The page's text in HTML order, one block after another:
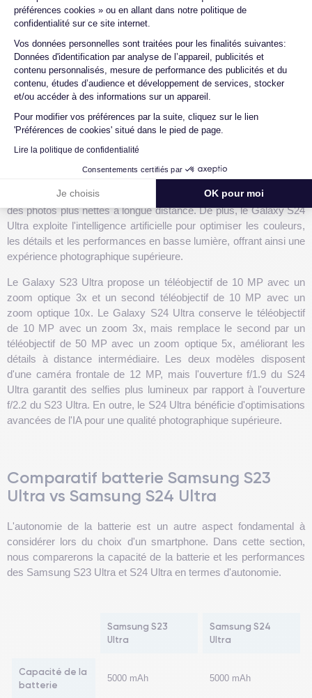
préférences cookies » ou en allant dans notre politique de
confidentialité sur ce site internet.
Vos données personnelles sont traitées pour les finalités suivantes:
Données d'identification par analyse de l’appareil, publicités et
contenu personnalisés, mesure de performance des publicités et du
contenu, études d’audience et développement de services, stocker
et/ou accéder à des informations sur un appareil.
Pour modifier vos préférences par la suite, cliquez sur le lien
'Préférences de cookies' situé dans le pied de page.
Lire la politique de confidentialité
Consentements certifiés par
Je choisis OK pour moi
Axeptio consent
Zoom optique 10x
Appareil photo
frontal
12 MP, f/2.2 12 MP, f/2.2
Le Samsung Galaxy S23 Ultra et Galaxy S24 Ultra sont équipés
d'un appareil photo principal de 200 MP (f/1.7) et d'un ultra grand-
angle de 12 MP (f/2.2). Les deux modèles disposent également
d'un téléobjectif de 10 MP (f/2.4), mais le Galaxy S24 Ultra se
distingue par l'introduction d'un deuxième téléobjectif de 10 MP
(f/4.9) avec un zoom optique 10x. Cette fonctionnalité améliore
les capacités de zoom et la stabilisation d'image, garantissant
des photos plus nettes à longue distance. De plus, le Galaxy S24
Ultra exploite l'intelligence artificielle pour optimiser les couleurs,
les détails et les performances en basse lumière, offrant ainsi une
expérience photographique supérieure.
Le Galaxy S23 Ultra propose un téléobjectif de 10 MP avec un
zoom optique 3x et un second téléobjectif de 10 MP avec un
zoom optique 10x. Le Galaxy S24 Ultra conserve le téléobjectif
de 10 MP avec un zoom 3x, mais remplace le second par un
téléobjectif de 50 MP avec un zoom optique 5x, améliorant les
détails à distance intermédiaire. Les deux modèles disposent
d'une caméra frontale de 12 MP, mais l'ouverture f/1.9 du S24
Ultra garantit des selfies plus lumineux par rapport à l'ouverture
f/2.2 du S23 Ultra. En outre, le S24 Ultra bénéficie d'optimisations
avancées de l'IA pour une qualité photographique supérieure.
Comparatif batterie Samsung S23
Ultra vs Samsung S24 Ultra
L'autonomie de la batterie est un autre aspect fondamental à
considérer lors du choix d'un smartphone. Dans cette section,
nous comparerons la capacité de la batterie et les performances
des Samsung S23 Ultra et S24 Ultra en termes d'autonomie.
Samsung S23
Ultra
Samsung S24
Ultra
Capacité de la
batterie
5000 mAh 5000 mAh